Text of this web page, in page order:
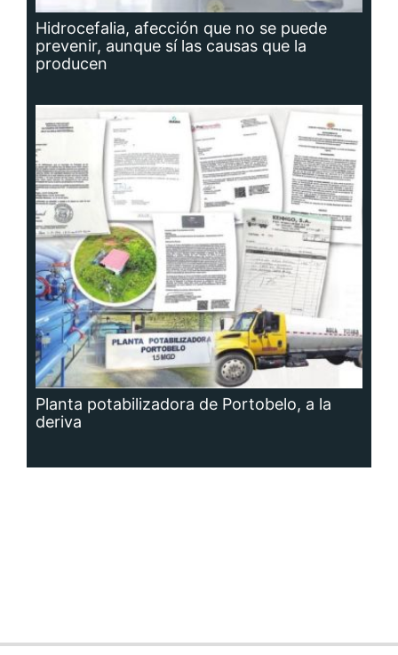
Hidrocefalia, afección que no se puede
prevenir, aunque sí las causas que la
producen
Planta potabilizadora de Portobelo, a la
deriva